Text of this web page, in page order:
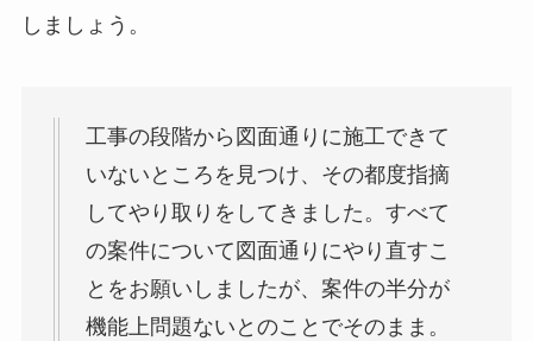
しましょう。
工事の段階から図面通りに施工できて
いないところを見つけ、その都度指摘
してやり取りをしてきました。すべて
の案件について図面通りにやり直すこ
とをお願いしましたが、案件の半分が
機能上問題ないとのことでそのまま。